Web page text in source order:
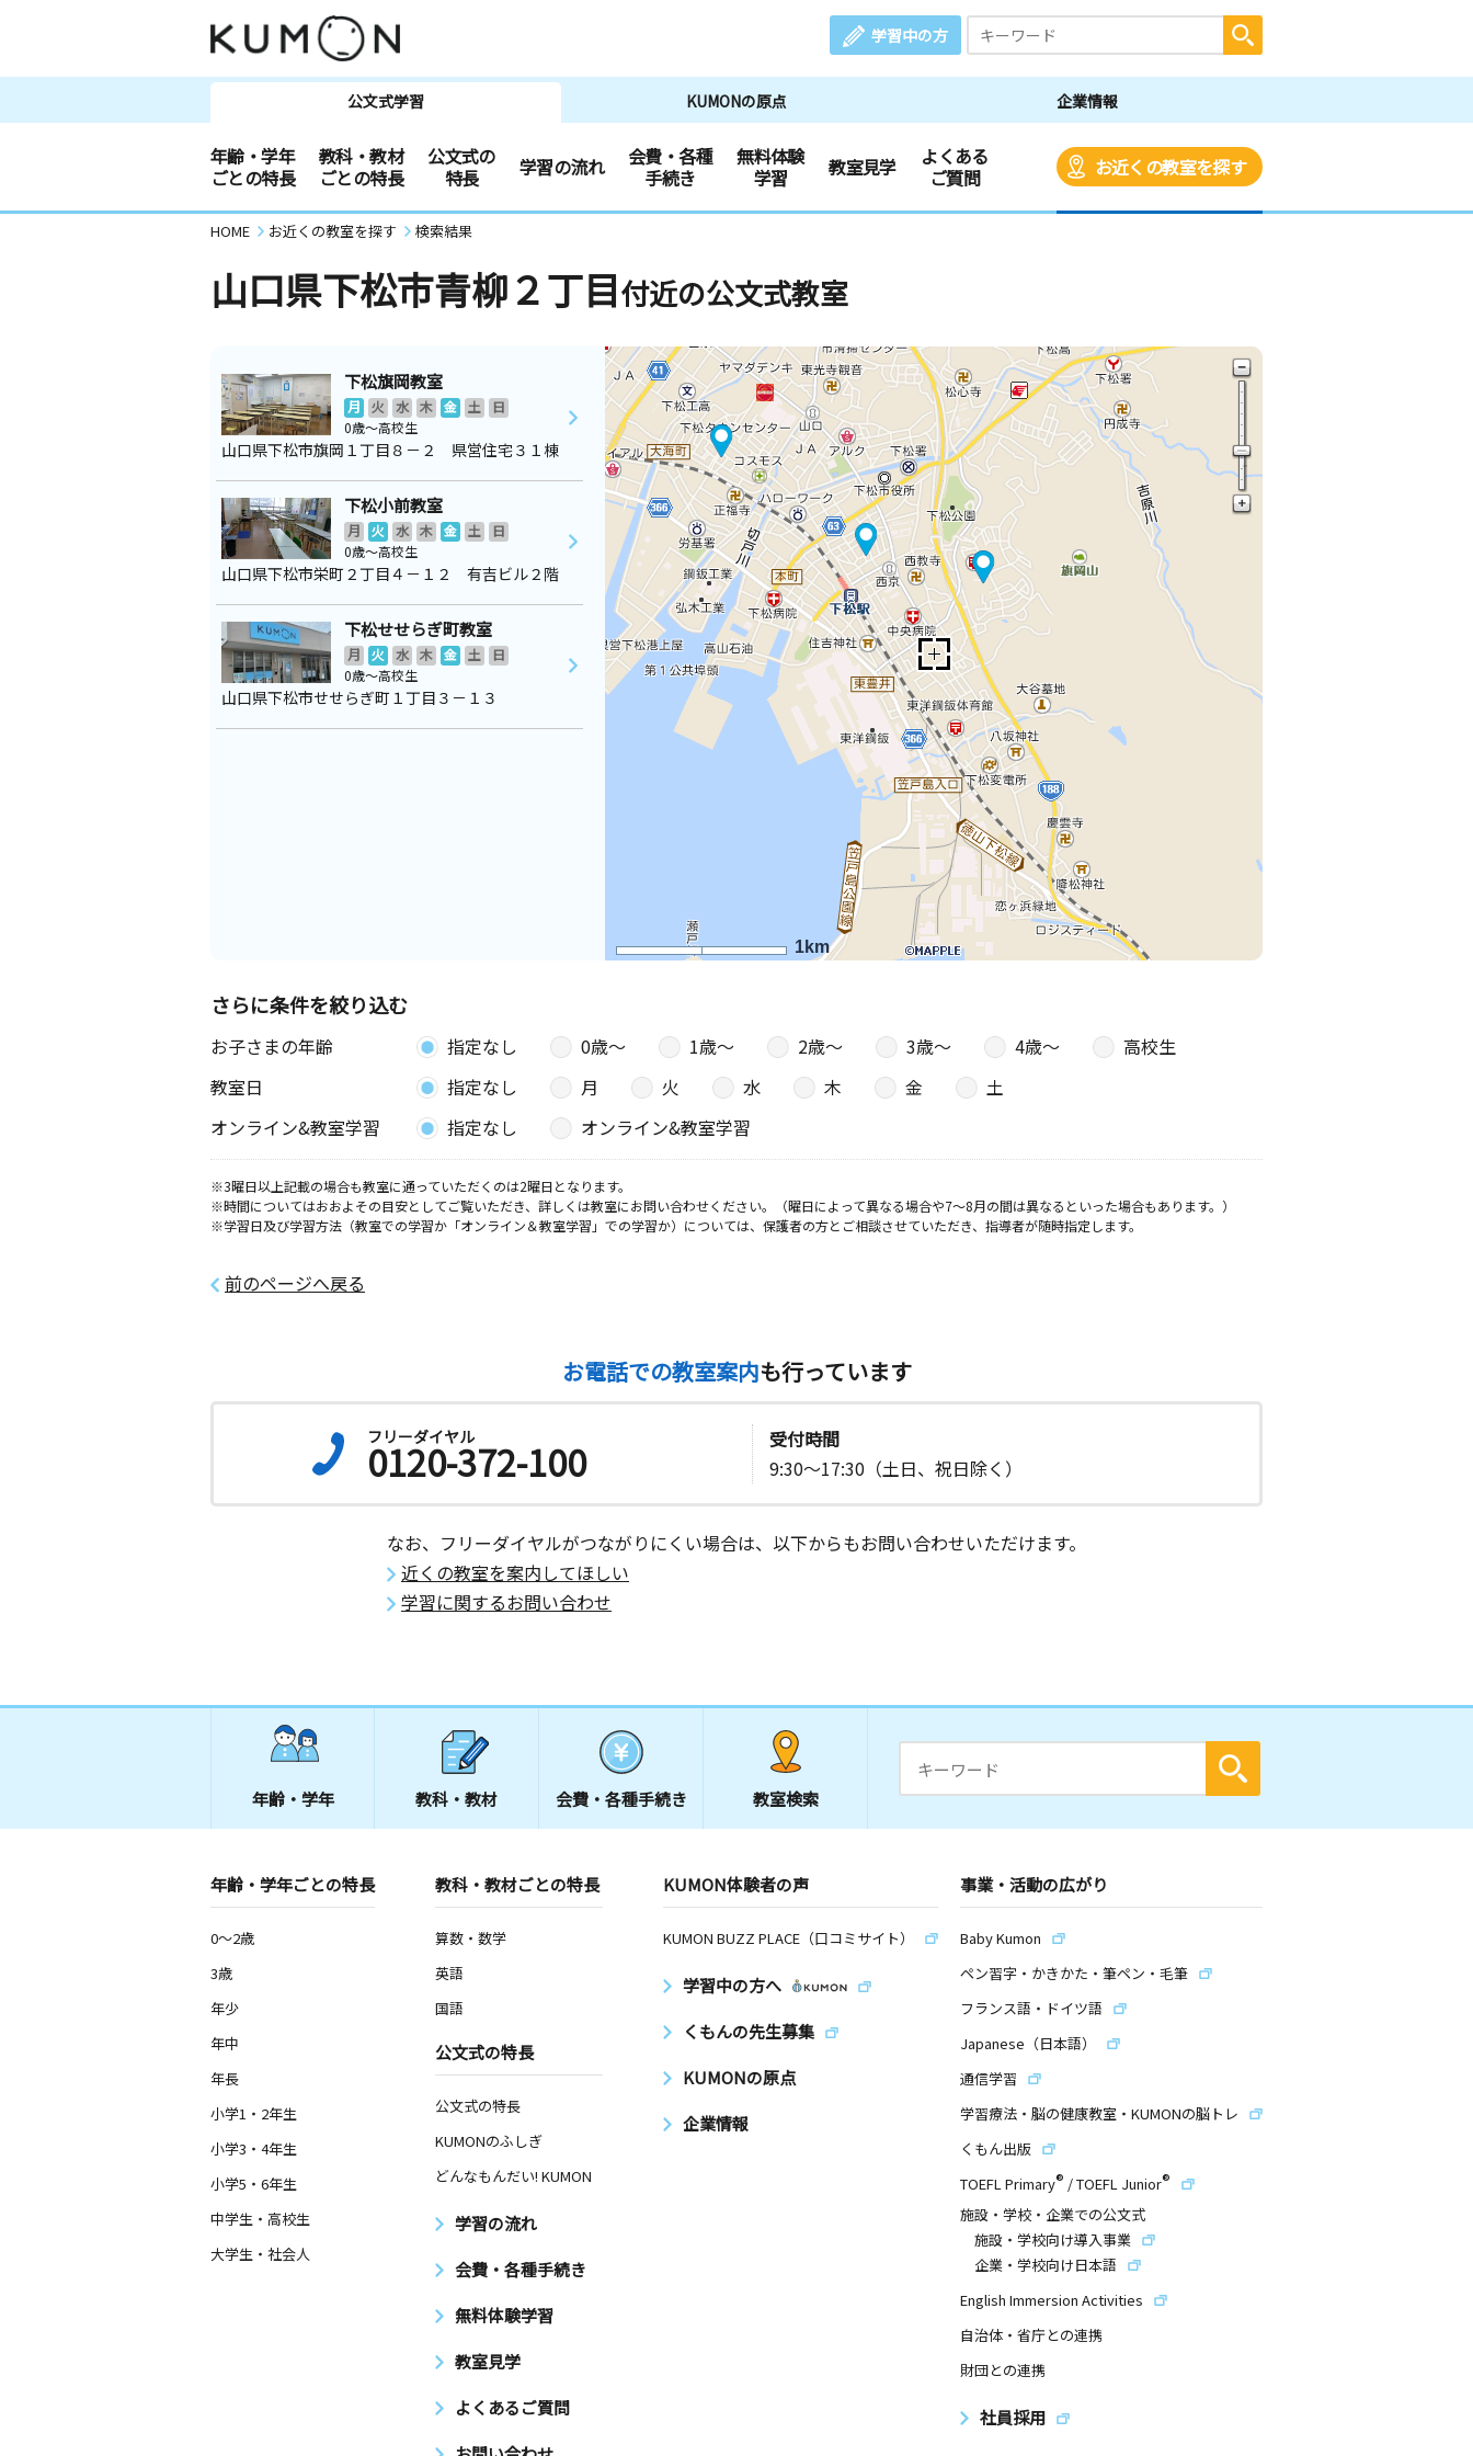
学習中の方
公文式学習 KUMONの原点 企業情報
年齢・学年
ごとの特長
教科・教材
ごとの特長
公文式の
特長
学習の流れ
会費・各種
手続き
無料体験
学習
教室見学
よくある
ご質問
お近くの教室を探す
HOME お近くの教室を探す 検索結果
山口県下松市青柳２丁目付近の公文式教室
1km
下松旗岡教室
月 火 水 木 金 土
日
0歳～高校生
山口県下松市旗岡１丁目８－２ 県営住宅３１棟
下松小前教室
月 火 水 木 金 土
日
0歳～高校生
山口県下松市栄町２丁目４－１２ 有吉ビル２階
下松せせらぎ町教室
月 火 水 木 金 土
日
0歳～高校生
山口県下松市せせらぎ町１丁目３－１３
さらに条件を絞り込む
お子さまの年齢 指定なし 0歳〜 1歳〜 2歳〜 3歳〜 4歳〜
高校生
教室日
指定なし 月 火 水 木 金
土
オンライン&教室学習
指定なし オンライン&教室学習
※3曜日以上記載の場合も教室に通っていただくのは2曜日となります。
※時間についてはおおよその目安としてご覧いただき、詳しくは教室にお問い合わせください。（曜日によって異なる場合や7～8月の間は異なるといった場合もあります。）
※学習日及び学習方法（教室での学習か「オンライン＆教室学習」での学習か）については、保護者の方とご相談させていただき、指導者が随時指定します。
前のページへ戻る
お電話での教室案内も行っています
フリーダイヤル
0120-372-100
受付時間
9:30～17:30（土日、祝日除く）
なお、フリーダイヤルがつながりにくい場合は、以下からもお問い合わせいただけます。
近くの教室を案内してほしい
学習に関するお問い合わせ
年齢・学年 教科・教材 会費・ 各種手続き 教室検索
年齢・学年ごとの特長
0～2歳
3歳
年少
年中
年長
小学1・2年生
小学3・4年生
小学5・6年生
中学生・高校生
大学生・社会人
教科・教材ごとの特長
算数・数学
英語
国語
公文式の特長
公文式の特長
KUMONのふしぎ
どんなもんだい! KUMON
学習の流れ
会費・各種手続き
無料体験学習
教室見学
よくあるご質問
KUMON体験者の声
KUMON BUZZ PLACE（口コミサイト）
学習中の方へ
くもんの先生募集
KUMONの原点
企業情報
事業・活動の広がり
Baby Kumon
ペン習字・かきかた・筆ペン・毛筆
フランス語・ドイツ語
Japanese（日本語）
通信学習
学習療法・脳の健康教室・KUMONの脳トレ
くもん出版
TOEFL Primary® /TOEFL Junior®
施設・学校・企業での公文式
施設・学校向け導入事業
企業・学校向け日本語
English Immersion Activities
自治体・省庁との連携
財団との連携
社員採用